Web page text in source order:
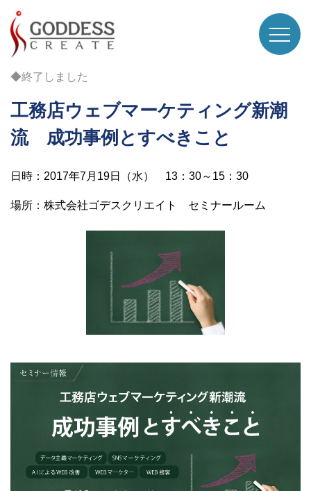
◆終了しました
工務店ウェブマーケティング新潮
流 成功事例とすべきこと
日時：2017年7月19日（水） 13：30～15：30
場所：株式会社ゴデスクリエイト セミナールーム